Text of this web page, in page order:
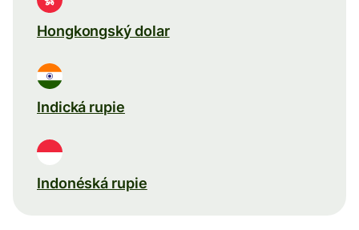
Hongkongský dolar
Indická rupie
Indonéská rupie